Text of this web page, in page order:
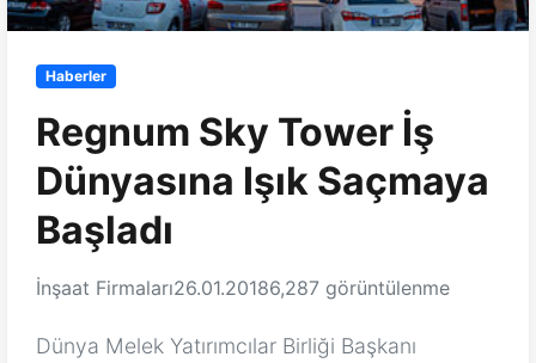
Haberler
Regnum Sky Tower İş
Dünyasına Işık Saçmaya
Başladı
İnşaat Firmaları26.01.20186,287 görüntülenme
Dünya Melek Yatırımcılar Birliği Başkanı